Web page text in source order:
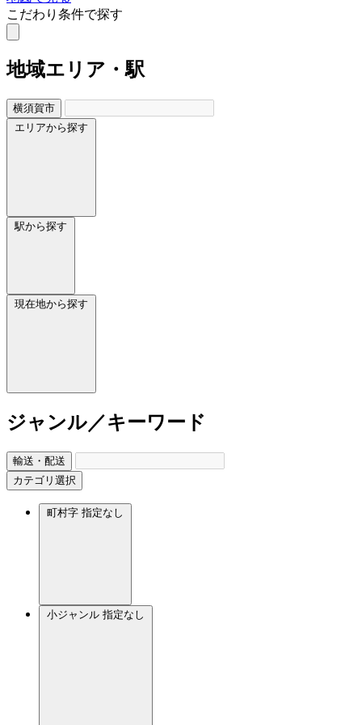
こだわり条件で探す
地域エリア・駅
横須賀市
エリアから探す
駅から探す
現在地から探す
ジャンル／キーワード
輸送・配送
カテゴリ選択
町村字 指定なし
小ジャンル 指定なし